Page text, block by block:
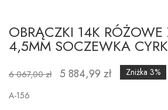
OBRĄCZKI 14K RÓŻOWE
4,5MM SOCZEWKA
6 067,00 zł 5 884,99 zł
Zniżka 3%
A-156